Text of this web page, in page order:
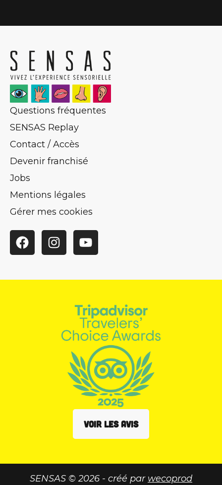
Questions fréquentes
SENSAS Replay
Contact / Accès
Devenir franchisé
Jobs
Mentions légales
Gérer mes cookies
FacebookInstagramYouTube
VOIR LES AVIS
SENSAS © 2026 - créé par wecoprod